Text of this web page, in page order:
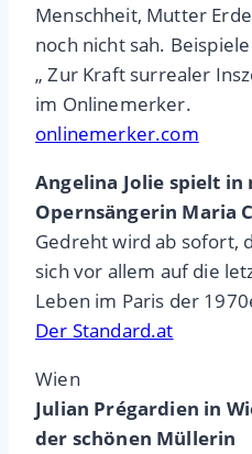
Menschheit, Mutter
noch nicht sah.
„ Zur Kraft surrealer
im Onlinemerker.
onlinemerker.com
Angelina Jolie spielt in
Opernsängerin Maria
Gedreht wird ab sofort,
sich vor allem auf die
Leben im Paris der
Der Standard.at
Wien
Julian Prégardien in
der schönen Müllerin